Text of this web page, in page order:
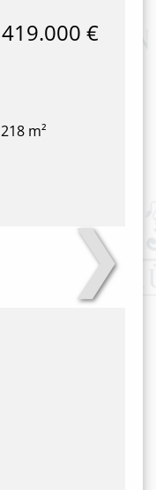
419.000 €
218 m²
❯